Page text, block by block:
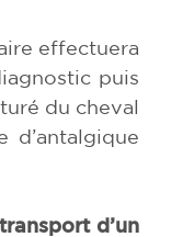
effectuera
puis
du cheval
d’antalgique
d’un